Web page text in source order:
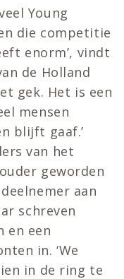
Young
die competitie
enorm’, vindt
de Holland
gek. Het is een
mensen
blijft gaaf.’
van het
geworden
aan
schreven
en een
in. ‘We
in de ring te